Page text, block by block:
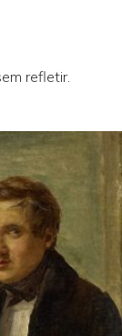
refletir.